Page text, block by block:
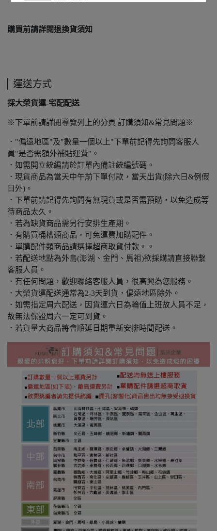
購買前請詳閱退換貨須知
運送方式
採大榮貨運-宅配配送
※下單前請詳閱導覽列上的分頁 訂購須知&常見問題※
．"偏遠地區"及"數量一個以上"下單前記得先詢問客服人
員"是否需額外補貼運費"。
．如需開立統編請於訂單內備註統編號碼。
．現貨商品為當天中午前下單付款，當天出貨(除六日&例假
日外)。
．下單前請記得先詢問有無現貨或是否需預購，以免造成等
待商品太久。
．若為缺貨商品需另行安排生產期。
．有購買桶槽類商品，可免運費加購配件。
．單購配件類商品請選擇超商取貨付款。。
．若配送地點為外島(澎湖、金門、馬祖)欲採購請直接聯繫
客服人員。
．有任何問題，歡迎聯絡客服人員，很高興為您服務。
．大榮貨運配送通常為2-3天到貨，偏遠地區除外。
．如需指定周六配送，因貨運六日為輪值上班故人員不足，
故無法保證周六一定可到貨。
．若貨量大商品將會順延日期重新安排時間配送。